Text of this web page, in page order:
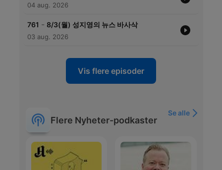
04 aug. 2026
761 - 8/3(월) 성지영의 뉴스 바사삭
03 aug. 2026
Vis flere episoder
Flere Nyheter-podkaster
Se alle